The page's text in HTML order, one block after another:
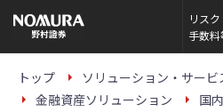
の
ー
リスク
手数料
トップ
ソリューション・サービ
金融資産ソリューション
国